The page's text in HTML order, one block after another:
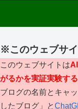
※このウェブサ
このウェブサイトは
がるかを実証実験す
ブログの名前とキャ
したブログ」と